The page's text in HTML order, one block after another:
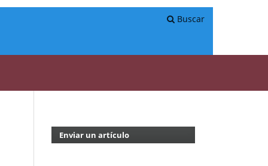
Buscar
Enviar un artículo